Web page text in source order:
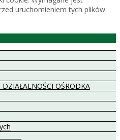
uruchomieniem tych plików
OŚRODKA